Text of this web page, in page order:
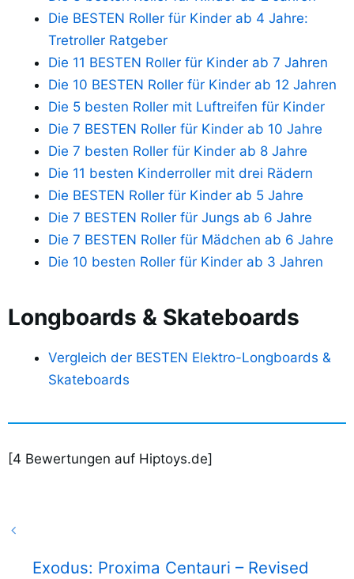
Die BESTEN Roller für Kinder ab 4 Jahre:
Tretroller Ratgeber
Die 11 BESTEN Roller für Kinder ab 7 Jahren
Die 10 BESTEN Roller für Kinder ab 12 Jahren
Die 5 besten Roller mit Luftreifen für Kinder
Die 7 BESTEN Roller für Kinder ab 10 Jahre
Die 7 besten Roller für Kinder ab 8 Jahre
Die 11 besten Kinderroller mit drei Rädern
Die BESTEN Roller für Kinder ab 5 Jahre
Die 7 BESTEN Roller für Jungs ab 6 Jahre
Die 7 BESTEN Roller für Mädchen ab 6 Jahre
Die 10 besten Roller für Kinder ab 3 Jahren
Longboards & Skateboards
Vergleich der BESTEN Elektro-Longboards &
Skateboards
[4 Bewertungen auf Hiptoys.de]
Exodus: Proxima Centauri – Revised